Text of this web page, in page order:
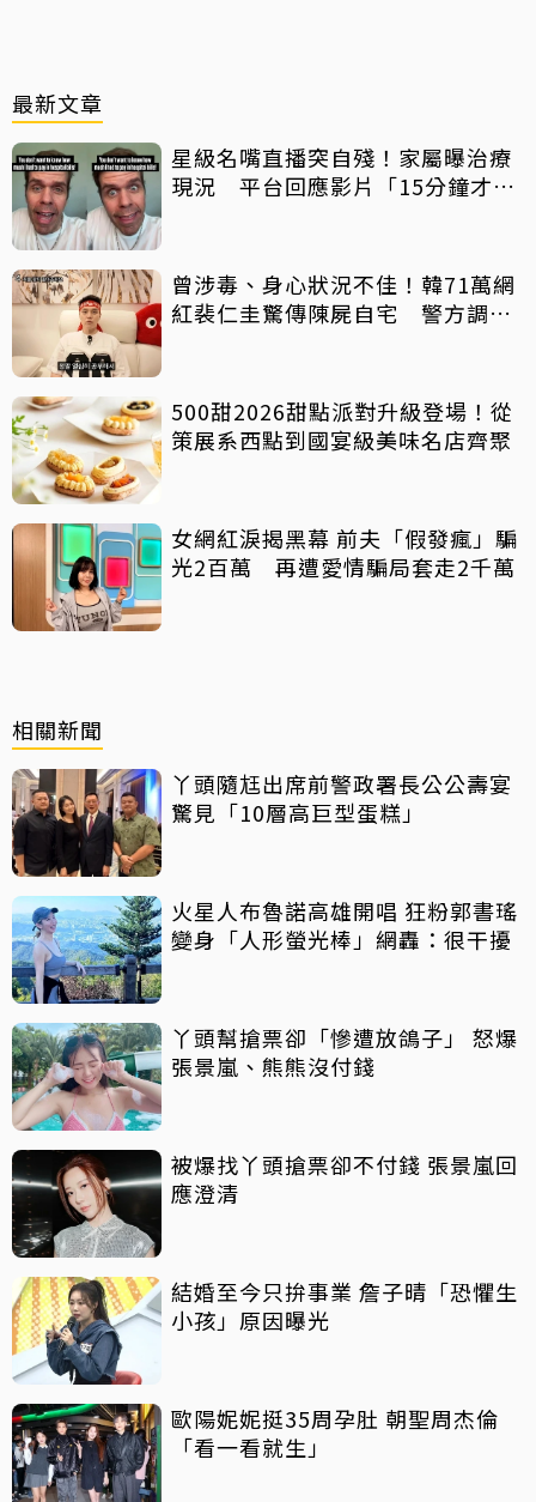
最新文章
星級名嘴直播突自殘！家屬曝治療
現況 平台回應影片「15分鐘才下
曾涉毒、身心狀況不佳！韓71萬網
紅裴仁圭驚傳陳屍自宅 警方調查
500甜2026甜點派對升級登場！從
策展系西點到國宴級美味名店齊聚
女網紅淚揭黑幕 前夫「假發瘋」騙
光2百萬 再遭愛情騙局套走2千萬
相關新聞
丫頭隨尪出席前警政署長公公壽宴
驚見「10層高巨型蛋糕」
火星人布魯諾高雄開唱 狂粉郭書瑤
變身「人形螢光棒」網轟：很干擾
丫頭幫搶票卻「慘遭放鴿子」 怒爆
張景嵐、熊熊沒付錢
被爆找丫頭搶票卻不付錢 張景嵐回
應澄清
結婚至今只拚事業 詹子晴「恐懼生
小孩」原因曝光
歐陽妮妮挺35周孕肚 朝聖周杰倫
「看一看就生」